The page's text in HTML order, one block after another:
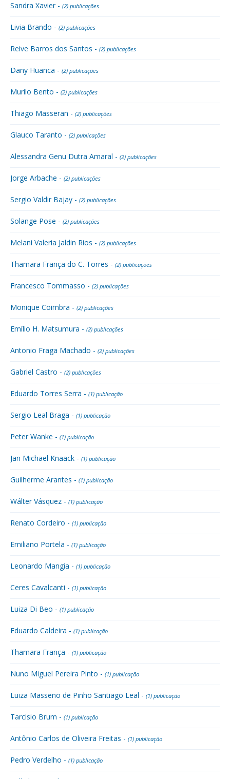
Sandra Xavier - (2) publicações
Livia Brando - (2) publicações
Reive Barros dos Santos - (2) publicações
Dany Huanca - (2) publicações
Murilo Bento - (2) publicações
Thiago Masseran - (2) publicações
Glauco Taranto - (2) publicações
Alessandra Genu Dutra Amaral - (2) publicações
Jorge Arbache - (2) publicações
Sergio Valdir Bajay - (2) publicações
Solange Pose - (2) publicações
Melani Valeria Jaldin Rios - (2) publicações
Thamara França do C. Torres - (2) publicações
Francesco Tommasso - (2) publicações
Monique Coimbra - (2) publicações
Emílio H. Matsumura - (2) publicações
Antonio Fraga Machado - (2) publicações
Gabriel Castro - (2) publicações
Eduardo Torres Serra - (1) publicação
Sergio Leal Braga - (1) publicação
Peter Wanke - (1) publicação
Jan Michael Knaack - (1) publicação
Guilherme Arantes - (1) publicação
Wálter Vásquez - (1) publicação
Renato Cordeiro - (1) publicação
Emiliano Portela - (1) publicação
Leonardo Mangia - (1) publicação
Ceres Cavalcanti - (1) publicação
Luiza Di Beo - (1) publicação
Eduardo Caldeira - (1) publicação
Thamara França - (1) publicação
Nuno Miguel Pereira Pinto - (1) publicação
Luiza Masseno de Pinho Santiago Leal - (1) publicação
Tarcisio Brum - (1) publicação
Antônio Carlos de Oliveira Freitas - (1) publicação
Pedro Verdelho - (1) publicação